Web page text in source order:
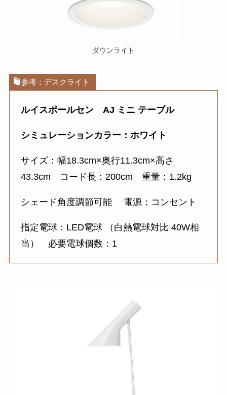
ダウンライト
参考：デスクライト
ルイスポールセン AJ ミニ テーブル
シミュレーションカラー：ホワイト
サイズ：幅18.3cm×奥行11.3cm×高さ
43.3cm コード長：200cm 重量：1.2kg
シェード角度調節可能 電源：コンセント
指定電球：LED電球 （白熱電球対比 40W相
当） 必要電球個数：1